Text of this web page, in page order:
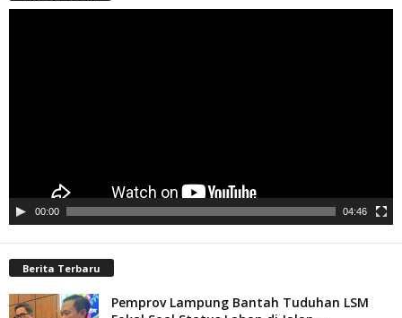
00:00 04:46
Berita Terbaru
Pemprov Lampung Bantah Tuduhan LSM